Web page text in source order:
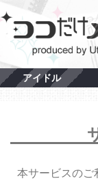
アイドル
本サービスのご